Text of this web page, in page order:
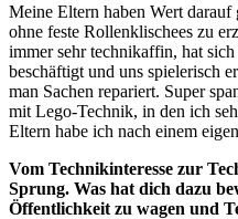
Meine Eltern haben Wert
ohne feste Rollenklischees zu
immer sehr technikaffin, hat
beschäftigt und uns spielerisch
man Sachen repariert. Super
mit Lego-Technik, in den ich
Eltern habe ich nach einem
Vom Technikinteresse zur
Sprung. Was hat dich dazu
Öffentlichkeit zu wagen und